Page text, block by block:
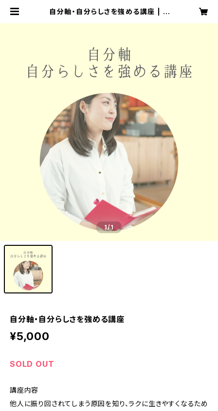
自分軸・自分らしさを強める講座 | K
1/1
自分軸・自分らしさを強める講座
¥5,000
SOLD OUT
講座内容
他人に振り回されてしまう原因を知り、ラクに生きやすくなるため